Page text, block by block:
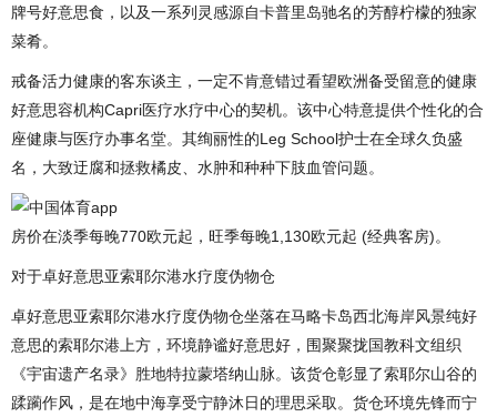
牌号好意思食，以及一系列灵感源自卡普里岛驰名的芳醇柠檬的独家
菜肴。
戒备活力健康的客东谈主，一定不肯意错过看望欧洲备受留意的健康
好意思容机构Capri医疗水疗中心的契机。该中心特意提供个性化的合
座健康与医疗办事名堂。其绚丽性的Leg School护士在全球久负盛
名，大致迂腐和拯救橘皮、水肿和种种下肢血管问题。
房价在淡季每晚770欧元起，旺季每晚1,130欧元起 (经典客房)。
对于卓好意思亚索耶尔港水疗度伪物仓
卓好意思亚索耶尔港水疗度伪物仓坐落在马略卡岛西北海岸风景纯好
意思的索耶尔港上方，环境静谧好意思好，围聚聚拢国教科文组织
《宇宙遗产名录》胜地特拉蒙塔纳山脉。该货仓彰显了索耶尔山谷的
蹂躏作风，是在地中海享受宁静沐日的理思采取。货仓环境先锋而宁